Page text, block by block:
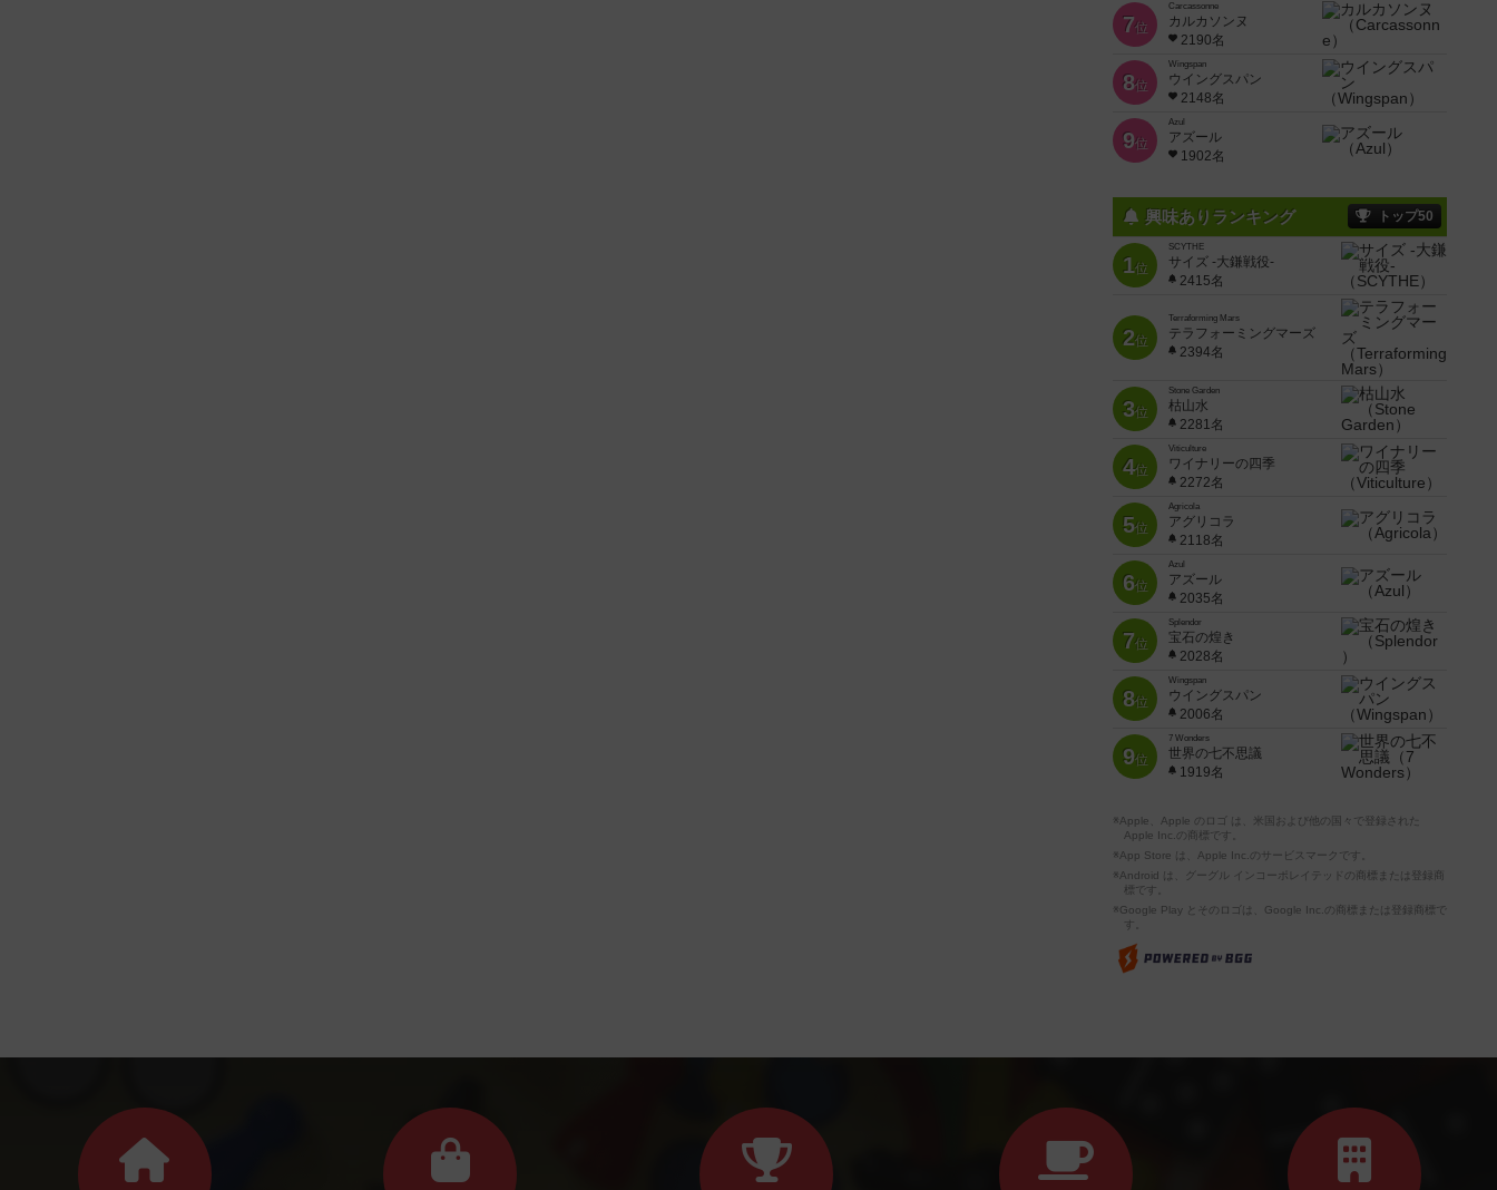
7位
Carcassonne
カルカソンヌ
2190名
8位
Wingspan
ウイングスパン
2148名
9位
Azul
アズール
1902名
興味ありランキング トップ50
1位
SCYTHE
サイズ -大鎌戦役-
2415名
2位
Terraforming Mars
テラフォーミングマーズ
2394名
3位
Stone Garden
枯山水
2281名
4位
Viticulture
ワイナリーの四季
2272名
5位
Agricola
アグリコラ
2118名
6位
Azul
アズール
2035名
7位
Splendor
宝石の煌き
2028名
8位
Wingspan
ウイングスパン
2006名
9位
7 Wonders
世界の七不思議
1919名
※Apple、Apple のロゴ は、米国および他の国々で登録された
Apple Inc.の商標です。
※App Store は、Apple Inc.のサービスマークです。
※Android は、グーグル インコーポレイテッドの商標または登録商
標です。
※Google Play とそのロゴは、Google Inc.の商標または登録商標で
す。